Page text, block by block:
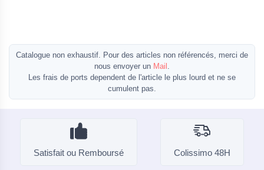
Catalogue non exhaustif. Pour des articles non référencés, merci de
nous envoyer un Mail .
Les frais de ports dependent de l'article le plus lourd et ne se
cumulent pas.
Satisfait ou Remboursé Colissimo 48H